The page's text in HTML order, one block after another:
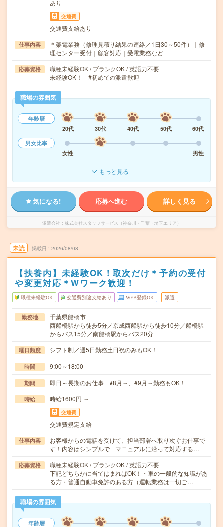
あり
交通費
交通費支給あり
仕事内容
＊架電業務（修理見積り結果の連絡／1日30～50件）｜修
理センター受付｜顧客対応｜受電業務など
応募資格
職種未経験OK / ブランクOK / 英語力不要
未経験OK！ #初めての派遣歓迎
職場の雰囲気
年齢層
20代
30代 40代 50代
60代
男女比率
女性
男性
もっと見る
気になる! 応募へ進む 詳しく見る
派遣会社 株式会社スタッフサービス（神奈川・千葉・埼玉エリア）
未読 掲載日 2026/08/08
【扶養内】未経験OK！取次だけ＊予約の受付
や変更対応＊Wワーク歓迎！
職種未経験OK 交通費別途支給あり WEB登録OK 派遣
勤務地
千葉県船橋市
西船橋駅から徒歩5分／京成西船駅から徒歩10分／船橋駅
からバス15分／南船橋駅からバス20分
曜日頻度 シフト制／週5日勤務土日祝のみもOK！
時間 9:00～18:00
期間 即日～長期のお仕事 #8月～、#9月～勤務もOK！
時給 時給1600円 ～
交通費
交通費規定支給
仕事内容
お客様からの電話を受けて、担当部署へ取り次ぐお仕事で
す！内容はシンプルで、マニュアルに沿って対応する…
応募資格
職種未経験OK / ブランクOK / 英語力不要
下記どちらかに当てはまればOK！・車の一般的な知識があ
る方・普通自動車免許のある方（運転業務は一切ご…
職場の雰囲気
年齢層